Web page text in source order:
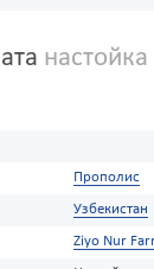
Прополис
Узбекистан
Ziyo Nur